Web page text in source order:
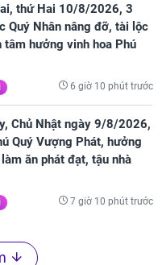
thứ Hai 10/8/2026, 3
Quý Nhân nâng đỡ, tài lộc
tâm hưởng vinh hoa Phú
6 giờ 10 phút trước
Chủ Nhật ngày 9/8/2026,
Quý Vượng Phát, hưởng
ăn phát đạt, tậu nhà
7 giờ 10 phút trước